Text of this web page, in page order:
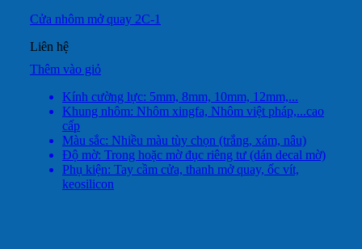
Cửa nhôm mở quay 2C-1
Liên hệ
Thêm vào giỏ
Kính cường lực: 5mm, 8mm, 10mm, 12mm,...
Khung nhôm: Nhôm xingfa, Nhôm việt pháp,...cao
cấp
Màu sắc: Nhiều màu tùy chọn (trắng, xám, nâu)
Độ mờ: Trong hoặc mờ đục riêng tư (dán decal mờ)
Phụ kiện: Tay cầm cửa, thanh mở quay, ốc vít,
keosilicon